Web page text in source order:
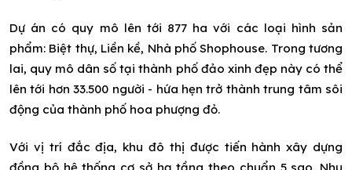
Dự án có quy mô lên tới 877 ha với các loại hình sản
phẩm: Biệt thự, Liền kề, Nhà phố Shophouse. Trong tương
lai, quy mô dân số tại thành phố đảo xinh đẹp này có thể
lên tới hơn 33.500 người - hứa hẹn trở thành trung tâm sôi
động của thành phố hoa phượng đỏ.
Với vị trí đắc địa, khu đô thị được tiến hành xây dựng